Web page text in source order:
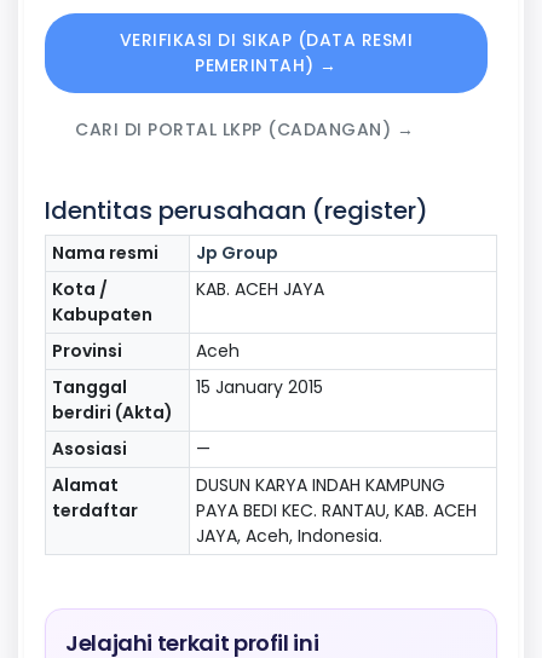
VERIFIKASI DI SIKAP (DATA RESMI
PEMERINTAH) →
CARI DI PORTAL LKPP (CADANGAN) →
Identitas perusahaan (register)
Nama resmi
Jp Group
Kota /
Kabupaten
KAB. ACEH JAYA
Provinsi
Aceh
Tanggal
berdiri (Akta)
15 January 2015
Asosiasi
—
Alamat
terdaftar
DUSUN KARYA INDAH KAMPUNG
PAYA BEDI KEC. RANTAU, KAB. ACEH
JAYA, Aceh, Indonesia.
Jelajahi terkait profil ini